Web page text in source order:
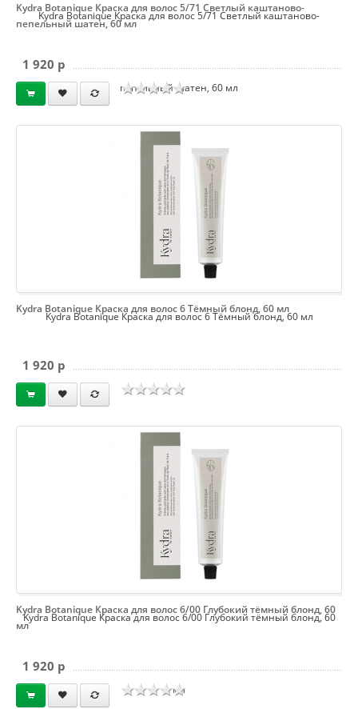
Kydra Botanique Краска для волос 5/71 Светлый каштаново-
пепельный шатен, 60 мл
Kydra Botanique Краска для волос 5/71 Светлый каштаново-
пепельный шатен, 60 мл
1 920 p
Kydra Botanique Краска для волос 6 Тёмный блонд, 60 мл
Kydra Botanique Краска для волос 6 Тёмный блонд, 60 мл
1 920 p
Kydra Botanique Краска для волос 6/00 Глубокий тёмный блонд, 60
мл
Kydra Botanique Краска для волос 6/00 Глубокий тёмный блонд, 60
мл
1 920 p